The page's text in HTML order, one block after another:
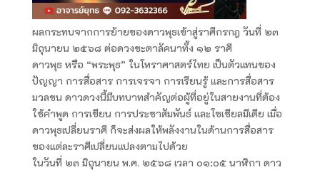
ผลกระทบจากการย้ายของดาวพุธเข้าสู่ราศีกรกฎ วันที่ ๒๓
มิถุนายน ๒๕๖๘ ต่อดวงชะตาลัคนาทั้ง ๑๒ ราศี
ดาวพุธ หรือ “พระพุธ” ในโหราศาสตร์ไทย เป็นตัวแทนของ
ปัญญา การสื่อสาร การเจรจา การเรียนรู้ และการสื่อสาร
มวลชน ดาวดวงนี้มีบทบาทสำคัญต่อผู้ที่อยู่ในสายงานที่ต้อง
ใช้คำพูด การเขียน การประชาสัมพันธ์ และโซเชียลมีเดีย เมื่อ
ดาวพุธเปลี่ยนราศี ก็จะส่งผลให้พลังงานในด้านการสื่อสาร
ของแต่ละราศีเปลี่ยนแปลงตามไปด้วย
ในวันที่ ๒๓ มิถุนายน พ.ศ. ๒๕๖๘ เวลา ๐๑:๐๕ นาฬิกา ดาว